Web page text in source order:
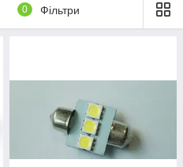
0 Фільтри